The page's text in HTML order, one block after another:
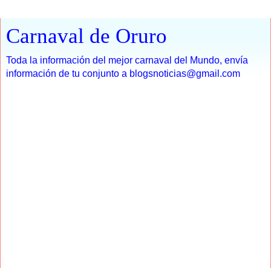
Carnaval de Oruro
Toda la información del mejor carnaval del Mundo, envía
información de tu conjunto a blogsnoticias@gmail.com